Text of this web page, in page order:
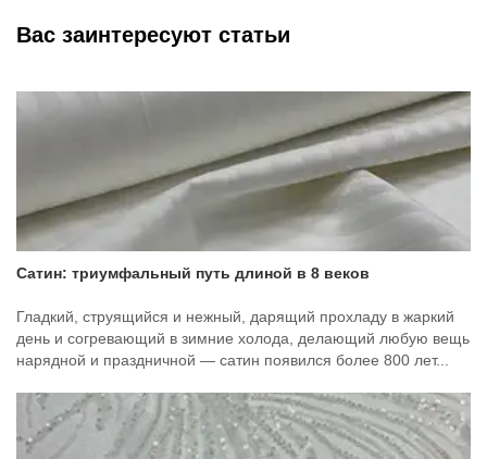
Вас заинтересуют статьи
Сатин: триумфальный путь длиной в 8 веков
Гладкий, струящийся и нежный, дарящий прохладу в жаркий
день и согревающий в зимние холода, делающий любую вещь
нарядной и праздничной — сатин появился более 800 лет...